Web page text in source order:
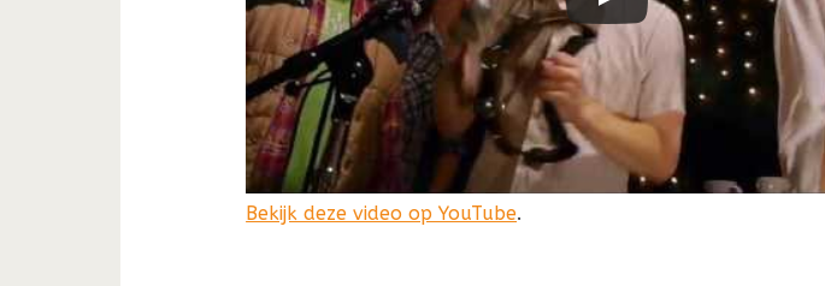
Bekijk deze video op YouTube.